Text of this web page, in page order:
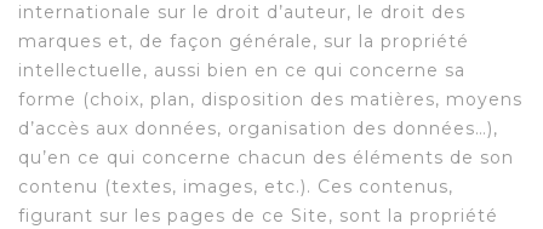
internationale sur le droit d’auteur, le droit des
marques et, de façon générale, sur la propriété
intellectuelle, aussi bien en ce qui concerne sa
forme (choix, plan, disposition des matières, moyens
d’accès aux données, organisation des données…),
qu’en ce qui concerne chacun des éléments de son
contenu (textes, images, etc.). Ces contenus,
figurant sur les pages de ce Site, sont la propriété